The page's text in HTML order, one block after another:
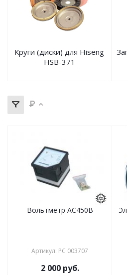
Круги (диски) для Hiseng
HSB-371
Вольтметр АС450В
Артикул: РС 003707
2 000руб.